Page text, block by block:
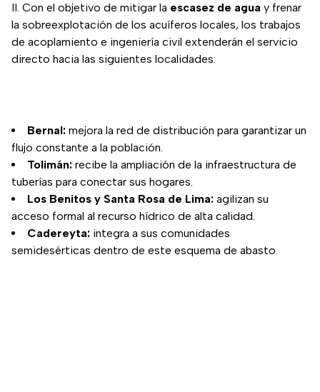
II. Con el objetivo de mitigar la escasez de agua y frenar
la sobreexplotación de los acuíferos locales, los trabajos
de acoplamiento e ingeniería civil extenderán el servicio
directo hacia las siguientes localidades:
Bernal: mejora la red de distribución para garantizar un
flujo constante a la población.
Tolimán: recibe la ampliación de la infraestructura de
tuberías para conectar sus hogares.
Los Benitos y Santa Rosa de Lima: agilizan su
acceso formal al recurso hídrico de alta calidad.
Cadereyta: integra a sus comunidades
semidesérticas dentro de este esquema de abasto.